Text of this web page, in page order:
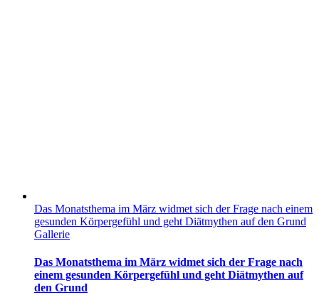
Das Monatsthema im März widmet sich der Frage nach einem
gesunden Körpergefühl und geht Diätmythen auf den Grund
Gallerie
Das Monatsthema im März widmet sich der Frage nach
einem gesunden Körpergefühl und geht Diätmythen auf
den Grund